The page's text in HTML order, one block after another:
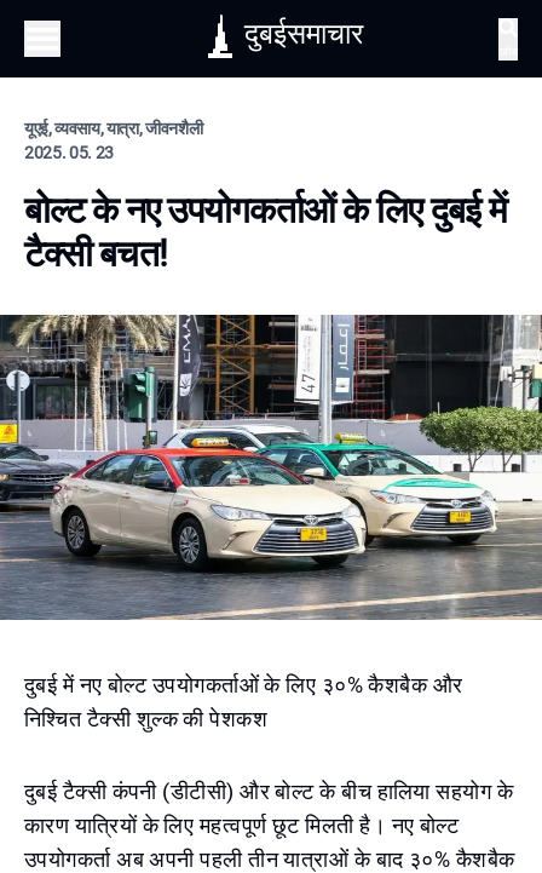
दुबईसमाचार
यूएई, व्यवसाय, यात्रा, जीवनशैली
2025. 05. 23
बोल्ट के नए उपयोगकर्ताओं के लिए दुबई में
टैक्सी बचत!
दुबई में नए बोल्ट उपयोगकर्ताओं के लिए ३०% कैशबैक और
निश्चित टैक्सी शुल्क की पेशकश
दुबई टैक्सी कंपनी (डीटीसी) और बोल्ट के बीच हालिया सहयोग के
कारण यात्रियों के लिए महत्वपूर्ण छूट मिलती है। नए बोल्ट
उपयोगकर्ता अब अपनी पहली तीन यात्राओं के बाद ३०% कैशबैक